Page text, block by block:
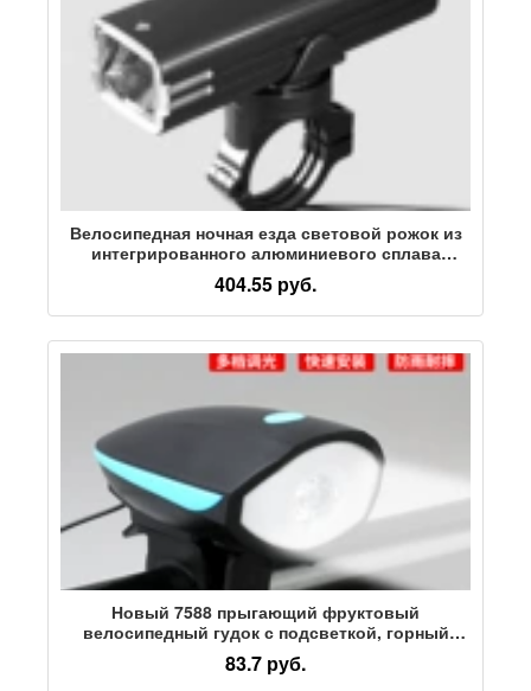
Велосипедная ночная езда световой рожок из
интегрированного алюминиевого сплава
водонепроницаемый быстроразъемный
фонарь с большим просветом для подъема
фар горного велосипеда
404.55 руб.
Новый 7588 прыгающий фруктовый
велосипедный гудок с подсветкой, горный
велосипед, ночная езда, легкая коляска,
перезаряжаемая передняя фара super bell
83.7 руб.